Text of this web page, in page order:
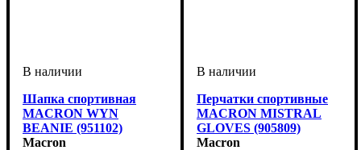
Шапка спортивная
MACRON WYN
BEANIE (951102)
Macron
Перчатки спортивные
MACRON MISTRAL
GLOVES (905809)
Macron